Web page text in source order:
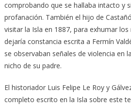
comprobando que se hallaba intacto y
profanación. También el hijo de
visitar la Isla en 1887, para exhumar
dejaría constancia escrita a Fermín
se observaban señales de violencia en
nicho de su padre.
El historiador Luis Felipe Le Roy y
completo escrito en la Isla sobre este